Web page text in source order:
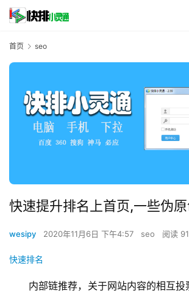
首页 seo
快速提升排名上首页,一些伪
wesipy 2020年11月6日 下午4:57 seo 阅读
快速排名
内部链推荐，关于网站内容的相互